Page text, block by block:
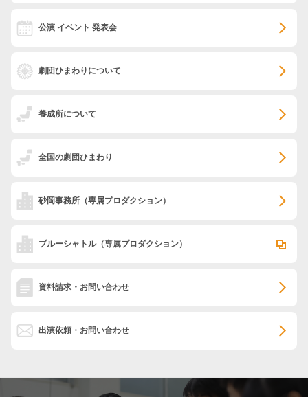
公演 イベント 発表会
劇団ひまわりについて
養成所について
全国の劇団ひまわり
砂岡事務所 （専属プロダクション）
ブルーシャトル（専属プロダクション）
資料請求・お問い合わせ
出演依頼・お問い合わせ